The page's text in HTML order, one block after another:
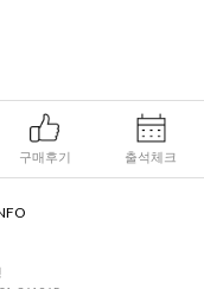
구매후기 출석체크